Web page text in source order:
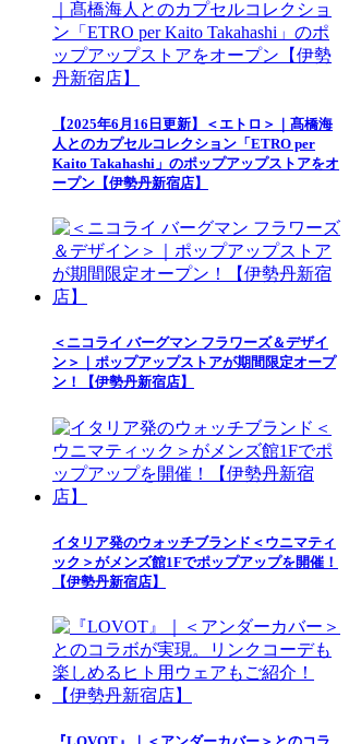
【2025年6月16日更新】＜エトロ＞｜髙橋海
人とのカプセルコレクション「ETRO per
Kaito Takahashi」のポップアップストアをオ
ープン【伊勢丹新宿店】
＜ニコライ バーグマン フラワーズ＆デザイ
ン＞｜ポップアップストアが期間限定オープ
ン！【伊勢丹新宿店】
イタリア発のウォッチブランド＜ウニマティ
ック＞がメンズ館1Fでポップアップを開催！
【伊勢丹新宿店】